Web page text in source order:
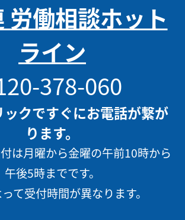
労働相談ホット
ライン
378-060
クですぐにお電話が繋が
ります。
は月曜から金曜の午前10時から
午後5時までです。
て受付時間が異なります。